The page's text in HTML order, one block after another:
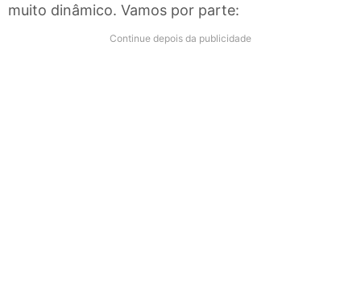
muito dinâmico. Vamos por parte:
Continue depois da publicidade